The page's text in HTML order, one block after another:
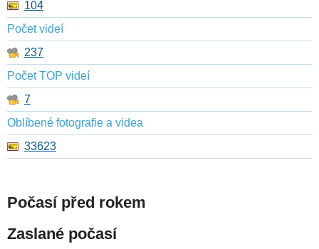
104
Počet videí
237
Počet TOP videí
7
Oblíbené fotografie a videa
33623
Počasí před rokem
Zaslané počasí